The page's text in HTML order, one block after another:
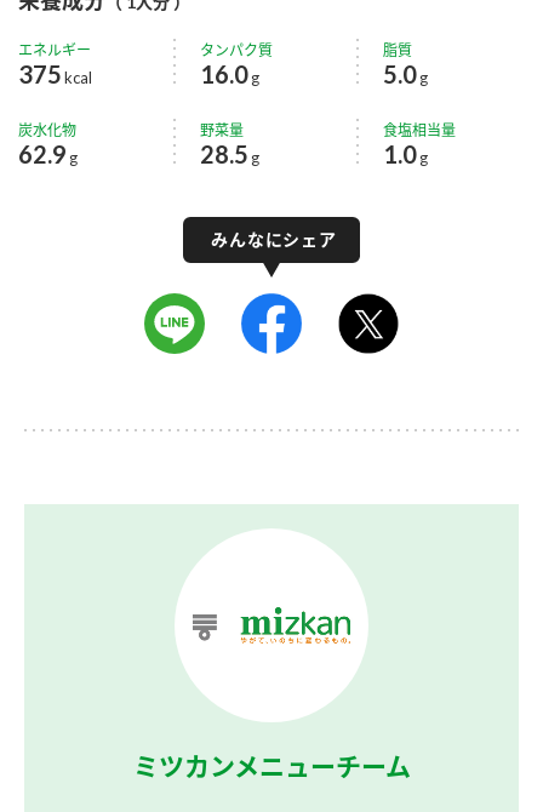
エネルギー
375kcal
タンパク質
16.0g
脂質
5.0 g
炭水化物
62.9 g
野菜量
28.5 g
食塩相当量
1.0 g
ミツカンメニューチーム